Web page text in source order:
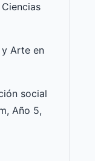
y Arte en
social
Año 5,